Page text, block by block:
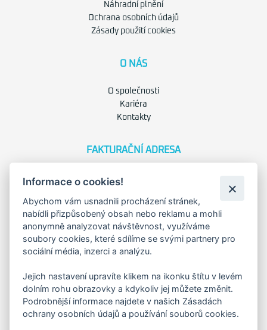
Náhradní plnění
Ochrana osobních údajů
Zásady použití cookies
O NÁS
O společnosti
Kariéra
Kontakty
FAKTURAČNÍ ADRESA
Družstevní 1394/12
Praha 4 - Nusle, 140 00
DIČ: CZ28404009
KORESP. ADRESA A SKLAD
Lutopecny 159 (areál bývalého ZD)
Kroměříž, 767 01
Informace o cookies!
Abychom vám usnadnili procházení stránek,
nabídli přizpůsobený obsah nebo reklamu a mohli
anonymně analyzovat návštěvnost, využíváme
soubory cookies, které sdílíme se svými partnery pro
sociální média, inzerci a analýzu.
Jejich nastavení upravíte klikem na ikonku štítu v levém
dolním rohu obrazovky a kdykoliv jej můžete změnit.
Podrobnější informace najdete v našich Zásadách
ochrany osobních údajů a používání souborů cookies.